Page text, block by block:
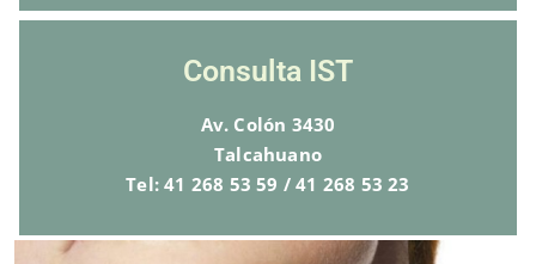
Consulta IST
Av. Colón 3430
Talcahuano
Tel: 41 268 53 59 / 41 268 53 23